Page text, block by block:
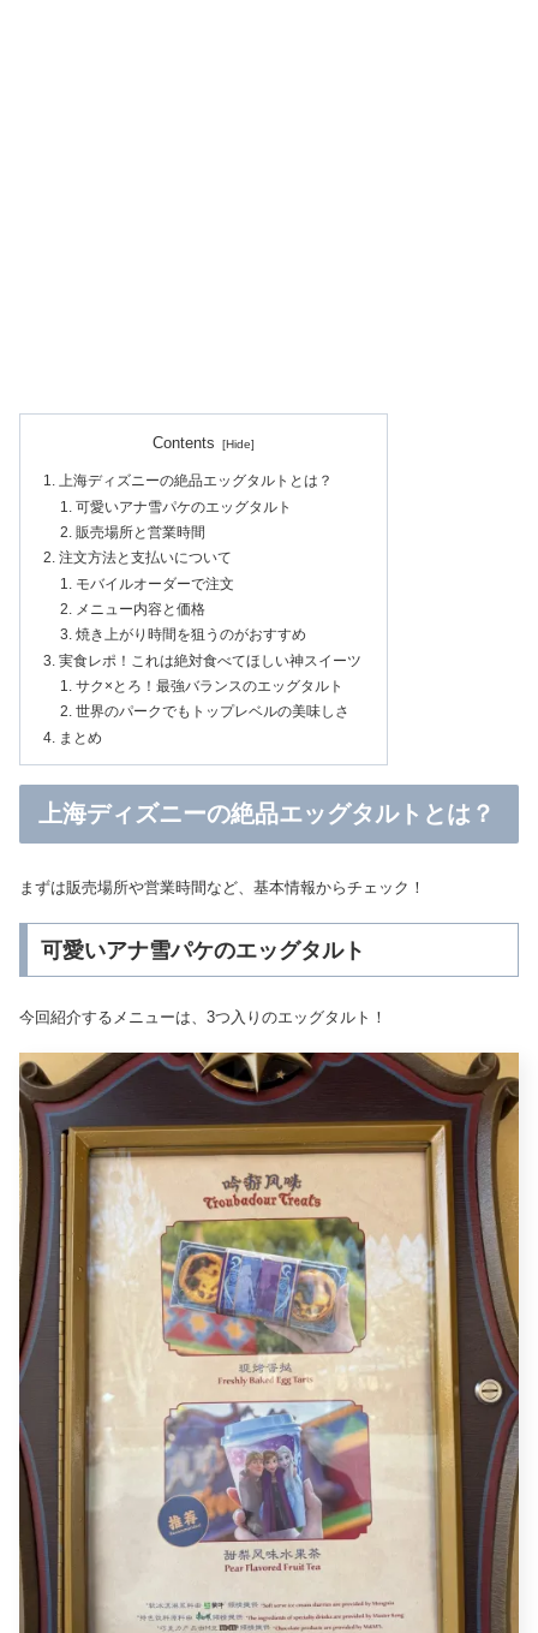
Contents
上海ディズニーの絶品エッグタルトとは？
可愛いアナ雪パケのエッグタルト
販売場所と営業時間
注文方法と支払いについて
モバイルオーダーで注文
メニュー内容と価格
焼き上がり時間を狙うのがおすすめ
実食レポ！これは絶対食べてほしい神スイーツ
サク×とろ！最強バランスのエッグタルト
世界のパークでもトップレベルの美味しさ
まとめ
上海ディズニーの絶品エッグタルトとは？
まずは販売場所や営業時間など、基本情報からチェック！
可愛いアナ雪パケのエッグタルト
今回紹介するメニューは、3つ入りのエッグタルト！